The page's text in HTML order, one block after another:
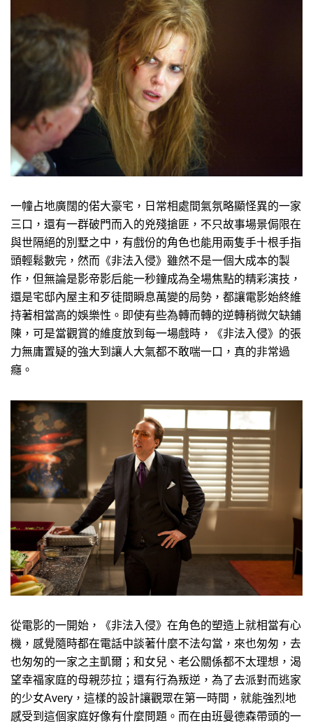
一幢占地廣闊的偌大豪宅，日常相處間氣氛略顯怪異的一家
三口，還有一群破門而入的兇殘搶匪，不只故事場景侷限在
與世隔絕的別墅之中，有戲份的角色也能用兩隻手十根手指
頭輕鬆數完，然而《非法入侵》雖然不是一個大成本的製
作，但無論是影帝影后能一秒鐘成為全場焦點的精彩演技，
還是宅邸內屋主和歹徒間瞬息萬變的局勢，都讓電影始終維
持著相當高的娛樂性。即使有些為轉而轉的逆轉稍微欠缺鋪
陳，可是當觀賞的維度放到每一場戲時，《非法入侵》的張
力無庸置疑的強大到讓人大氣都不敢喘一口，真的非常過
癮。
從電影的一開始，《非法入侵》在角色的塑造上就相當有心
機，感覺隨時都在電話中談著什麼不法勾當，來也匆匆，去
也匆匆的一家之主凱爾；和女兒、老公關係都不太理想，渴
望幸福家庭的母親莎拉；還有行為叛逆，為了去派對而逃家
的少女Avery，這樣的設計讓觀眾在第一時間，就能強烈地
感受到這個家庭好像有什麼問題。而在由班曼德森帶頭的一